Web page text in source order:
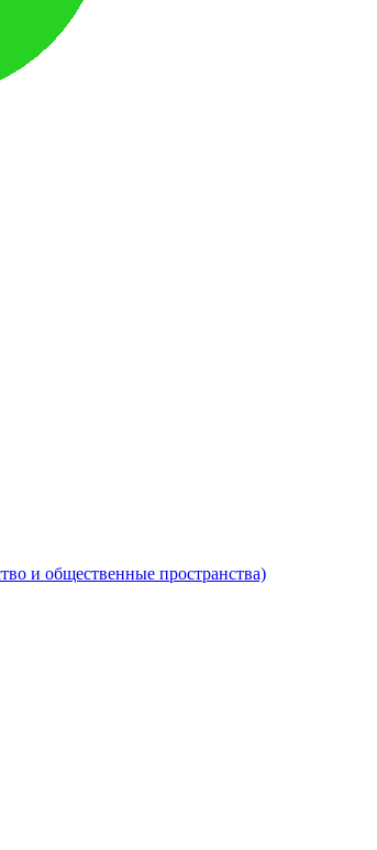
и общественные пространства)